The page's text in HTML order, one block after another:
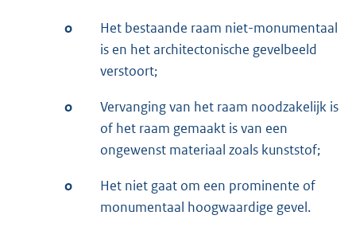
o
Het bestaande raam niet-monumentaal
is en het architectonische gevelbeeld
verstoort;
o
Vervanging van het raam noodzakelijk is
of het raam gemaakt is van een
ongewenst materiaal zoals kunststof;
o
Het niet gaat om een prominente of
monumentaal hoogwaardige gevel.